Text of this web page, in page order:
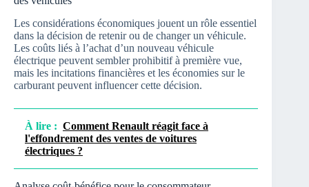
Les considérations économiques jouent un rôle essentiel
dans la décision de retenir ou de changer un véhicule.
Les coûts liés à l’achat d’un nouveau véhicule
électrique peuvent sembler prohibitif à première vue,
mais les incitations financières et les économies sur le
carburant peuvent influencer cette décision.
À lire : Comment Renault réagit face à
l'effondrement des ventes de voitures
électriques ?